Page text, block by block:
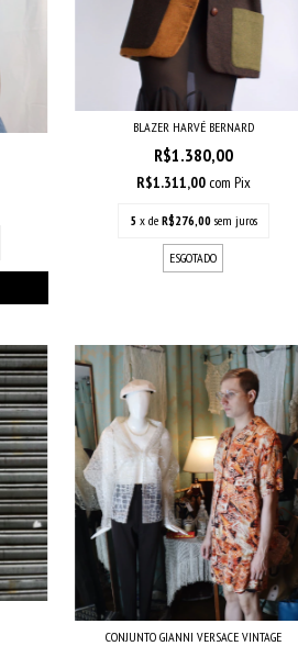
BLAZER HARVÉ BERNARD
R$1.380,00
R$1.311,00 com Pix
5 x de R$276,00 sem juros
ESGOTADO
CONJUNTO GIANNI VERSACE VINTAGE